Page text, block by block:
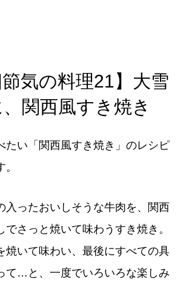
節気の料理21】大雪
関西風すき焼き
たい「関西風すき焼き」のレシピ
入ったおいしそうな牛肉を、関西
でさっと焼いて味わうすき焼き。
焼いて味わい、最後にすべての具
て…と、一度でいろいろな楽しみ